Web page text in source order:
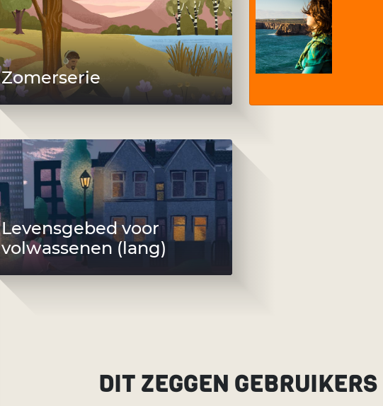
Zomerserie
Levensgebed voor
volwassenen (lang)
DIT ZEGGEN GEBRUIKERS